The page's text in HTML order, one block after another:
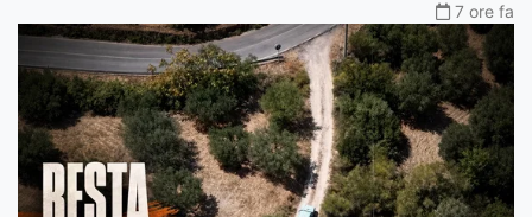
7 ore fa